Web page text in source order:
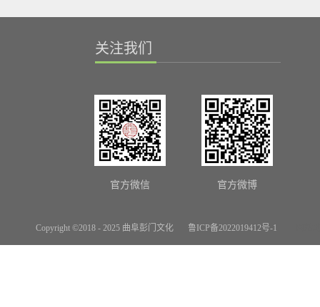
Copyright ©2018 - 2025 曲阜彭门文化 鲁ICP备2022019412号-1
关注我们
官方微信 官方微博